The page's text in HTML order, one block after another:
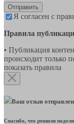
Отправить
Я согласен с
Правила
• Публикация
происходит только
показать правила
Ваш отзыв
Спасибо, что решили